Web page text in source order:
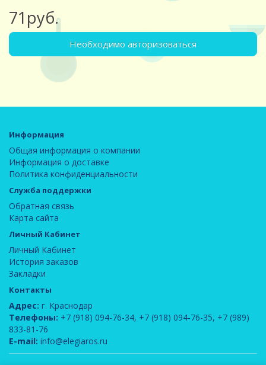
71руб.
Необходимо авторизоваться
Информация
Общая информация о компании
Информация о доставке
Политика конфиденциальности
Служба поддержки
Обратная связь
Карта сайта
Личный Кабинет
Личный Кабинет
История заказов
Закладки
Контакты
Адрес: г. Краснодар
Телефоны: +7 (918) 094-76-34, +7 (918) 094-76-35, +7 (989)
833-81-76
E-mail: info@elegiaros.ru